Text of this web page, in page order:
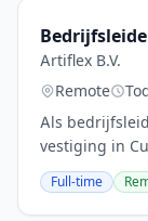
Artiflex B.V.
Remote
Als
vestiging in
overzicht en
verlopen.Dit
Full-time